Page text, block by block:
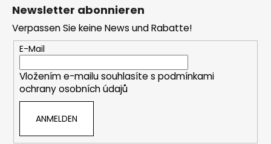
Newsletter abonnieren
Verpassen Sie keine News und Rabatte!
E-Mail
Vložením e-mailu souhlasíte s podmínkami
ochrany osobních údajů
ANMELDEN